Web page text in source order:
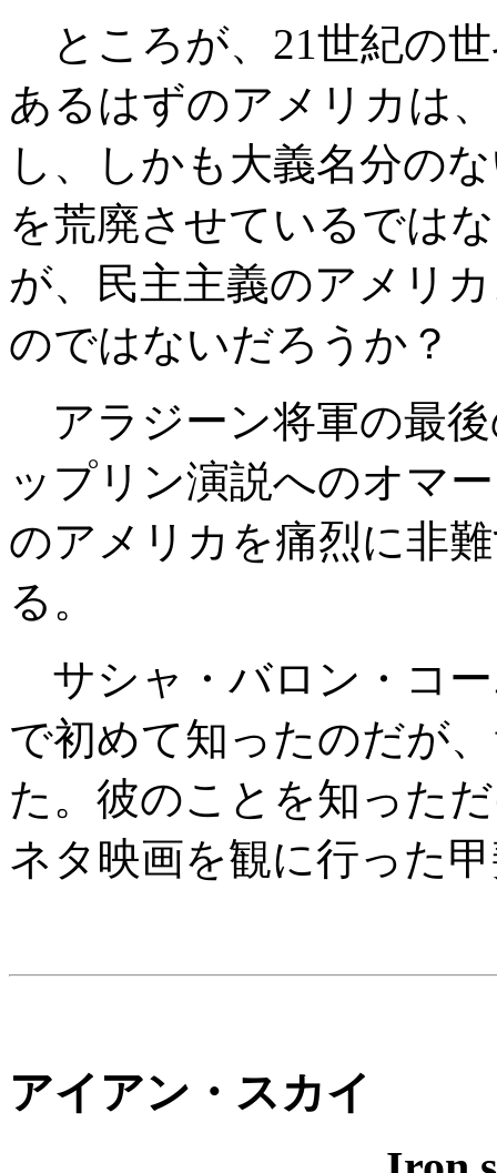
ところが、 21世紀の
あるはずのアメリカは
し、しかも大義名分の
を荒廃させているでは
が、民主主義のアメリ
のではないだろうか？
アラジーン将軍の最
ップリン演説へのオマ
のアメリカを痛烈に非
る。
サシャ・バロン・コ
で初めて知ったのだが
た。彼のことを知った
ネタ映画を観に行った
アイアン・スカイ